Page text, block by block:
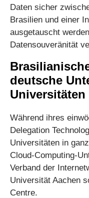
Daten sicher
Brasilien und einer
ausgetauscht
Datensouveränität
deutsche
Universitäten
Während ihres
Delegation
Universitäten in
Cloud-Computing-
Verband der
Universität Aachen
Centre.